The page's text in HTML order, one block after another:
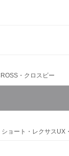
・クロスビー
ョート・レクサスUX